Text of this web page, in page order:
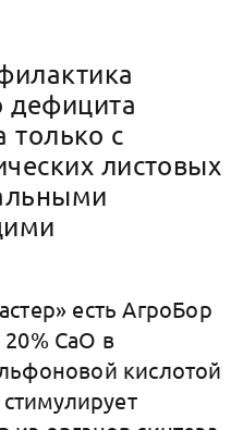
дефицита
только с
листовых
есть АгроБор
СаО в
кислотой